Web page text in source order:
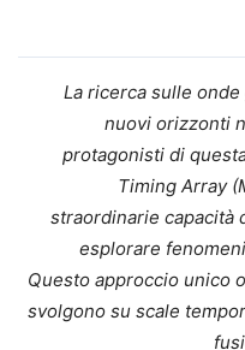
La ricerca sulle
nuovi orizzonti
protagonisti di
Timing Array
straordinarie capacità
esplorare
Questo approccio unico
svolgono su scale